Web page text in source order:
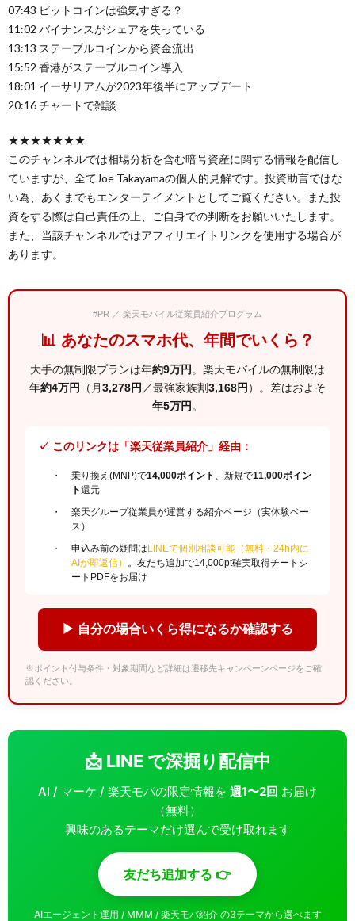
07:43 ビットコインは強気すぎる？
11:02 バイナンスがシェアを失っている
13:13 ステーブルコインから資金流出
15:52 香港がステーブルコイン導入
18:01 イーサリアムが2023年後半にアップデート
20:16 チャートで雑談
★★★★★★★
このチャンネルでは相場分析を含む暗号資産に関する情報を配信し
ていますが、全てJoe Takayamaの個人的見解です。投資助言ではな
い為、あくまでもエンターテイメントとしてご覧ください。また投
資をする際は自己責任の上、ご自身での判断をお願いいたします。
また、当該チャンネルではアフィリエイトリンクを使用する場合が
あります。
#PR ／ 楽天モバイル従業員紹介プログラム
📊 あなたのスマホ代、年間でいくら？
大手の無制限プランは年約9万円 。楽天モバイルの無制限は
年約4万円 （月3,278円 ／最強家族割3,168円 ）。差はおよそ
年5万円 。
✓ このリンクは「楽天従業員紹介」経由：
乗り換え(MNP)で14,000ポイント 、新規で11,000ポイン
ト還元
楽天グループ従業員が運営する紹介ページ（実体験ベー
ス）
申込み前の疑問はLINEで個別相談可能（無料・24h内に
AIが即返信）
。友だち追加で14,000pt確実取得チートシ
ートPDFをお届け
▶ 自分の場合いくら得になるか確認する
※ポイント付与条件・対象期間など詳細は遷移先キャンペーンページをご確
認ください。
📩 LINE で深掘り配信中
AI / マーケ / 楽天モバの限定情報を 週1〜2回 お届け
（無料）
興味のあるテーマだけ選んで受け取れます
友だち追加する 👉
AIエージェント運用 / MMM / 楽天モバ紹介 の3テーマから選べます